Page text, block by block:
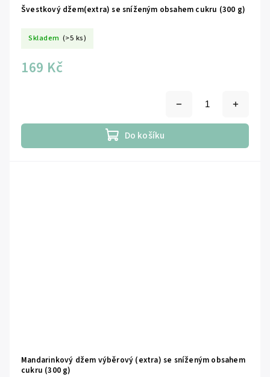
Švestkový džem(extra) se sníženým obsahem cukru (300 g)
Skladem (>5 ks)
169 Kč
Do košíku
Mandarinkový džem výběrový (extra) se sníženým obsahem
cukru (300 g)